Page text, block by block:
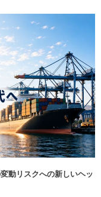
動リスクへの新しいヘッ